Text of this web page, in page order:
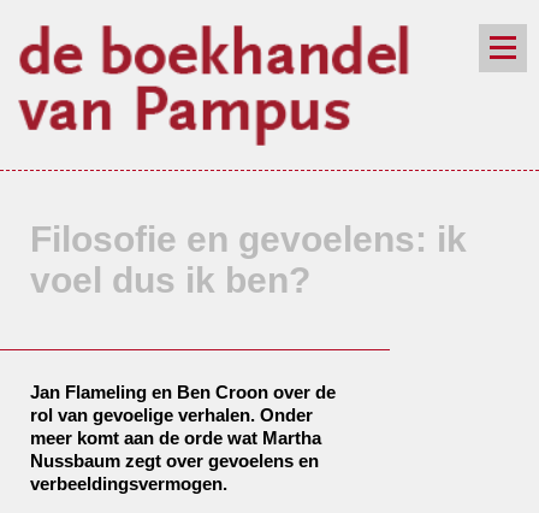
nieuwsbrief
Filosofie en gevoelens: ik
voel dus ik ben?
Jan Flameling en Ben Croon over de
rol van gevoelige verhalen. Onder
meer komt aan de orde wat Martha
Nussbaum zegt over gevoelens en
verbeeldingsvermogen.